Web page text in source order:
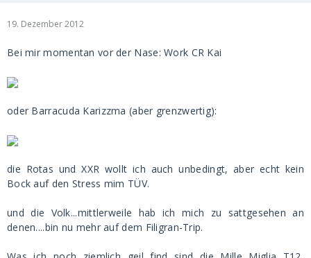
19. Dezember 2012
Bei mir momentan vor der Nase: Work CR Kai
oder Barracuda Karizzma (aber grenzwertig):
die Rotas und XXR wollt ich auch unbedingt, aber echt kein
Bock auf den Stress mim TÜV.
und die Volk...mittlerweile hab ich mich zu sattgesehen an
denen....bin nu mehr auf dem Filigran-Trip.